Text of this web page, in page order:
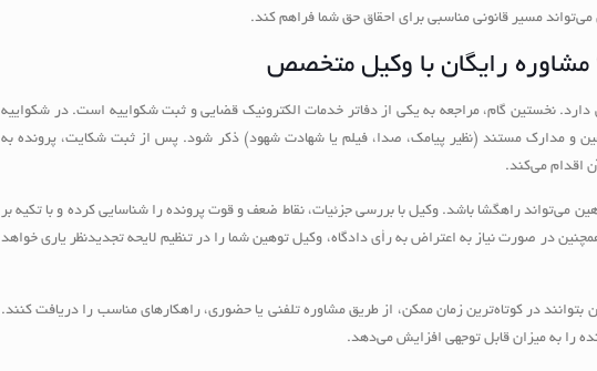
مسیر قانونی مناسبی برای احقاق حق شما فراهم کند.
رایگان با وکیل متخصص
نخستین گام، مراجعه به یکی از دفاتر خدمات الکترونیک قضایی و ثبت شکواییه است. در شکواییه
و مدارک مستند (نظیر پیامک، صدا، فیلم یا شهادت شهود) ذکر شود. پس از ثبت شکایت، پرونده به
اقدام می‌کند.
می‌تواند راهگشا باشد. وکیل با بررسی جزئیات، نقاط ضعف و قوت پرونده را شناسایی کرده و با تکیه بر
در صورت نیاز به اعتراض به رأی دادگاه، وکیل توهین شما را در تنظیم لایحه تجدیدنظر یاری خواهد
بتوانند در کوتاه‌ترین زمان ممکن، از طریق مشاوره تلفنی یا حضوری، راهکارهای مناسب را دریافت کنند.
را به میزان قابل توجهی افزایش می‌دهد.